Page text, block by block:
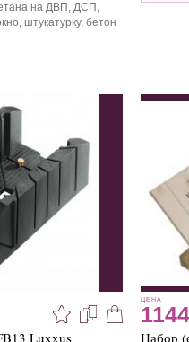
на ДВП, ДСП,
штукатурку, бетон
Luxxus
ЦЕНА
Набор